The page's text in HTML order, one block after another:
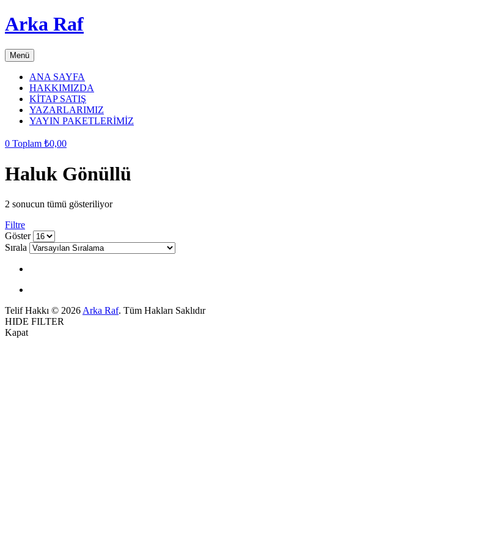
Arka Raf
Menü
ANA SAYFA
HAKKIMIZDA
KİTAP SATIŞ
YAZARLARIMIZ
YAYIN PAKETLERİMİZ
0 Toplam ₺0,00
Haluk Gönüllü
2 sonucun tümü gösteriliyor
Filtre
grid
button
list
button
Göster
Sırala
Telif Hakkı © 2026 Arka Raf. Tüm Hakları Saklıdır
HIDE FILTER
Kapat